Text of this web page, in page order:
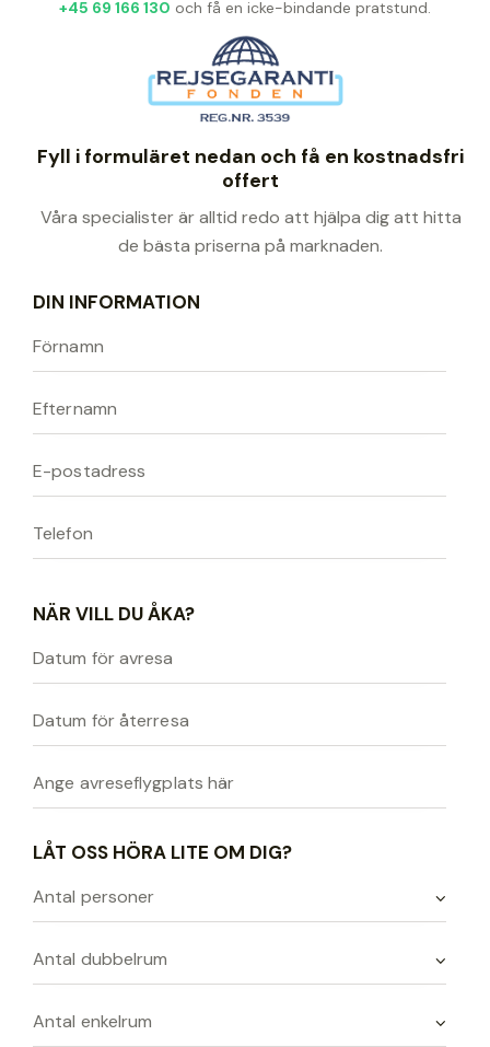
+45 69 166 130 och få en icke-bindande pratstund.
Fyll i formuläret nedan och få en kostnadsfri
offert
Våra specialister är alltid redo att hjälpa dig att hitta
de bästa priserna på marknaden.
DIN INFORMATION
NÄR VILL DU ÅKA?
LÅT OSS HÖRA LITE OM DIG?